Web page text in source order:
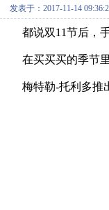
发表于：2017-11-14
都说双11节后，
在买买买的季节
梅特勒-托利多推